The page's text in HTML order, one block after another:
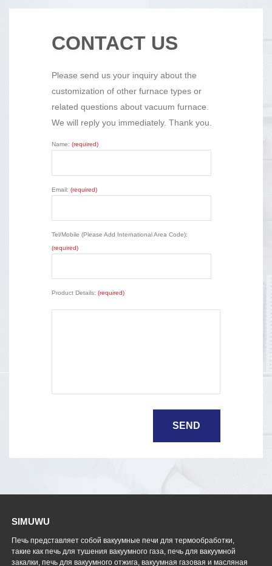
CONTACT US
Please send us your inquiry about the
customization of other furnace types or
related questions about vacuum furnace.
We will reply you immediately. Thank you.
Name: (required)
Email: (required)
Tel/Mobile (Please Add International Area Code):
(required)
Product Details: (required)
SIMUWU
Печь представляет собой вакуумные печи для термообработки,
такие как печь для тушения вакуумного газа, печь для вакуумной
закалки, печь для вакуумного отжига, вакуумная газовая и масляная